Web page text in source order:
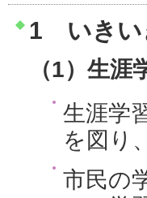
1 いきい
（1）生涯
生涯学
を図り
市民の